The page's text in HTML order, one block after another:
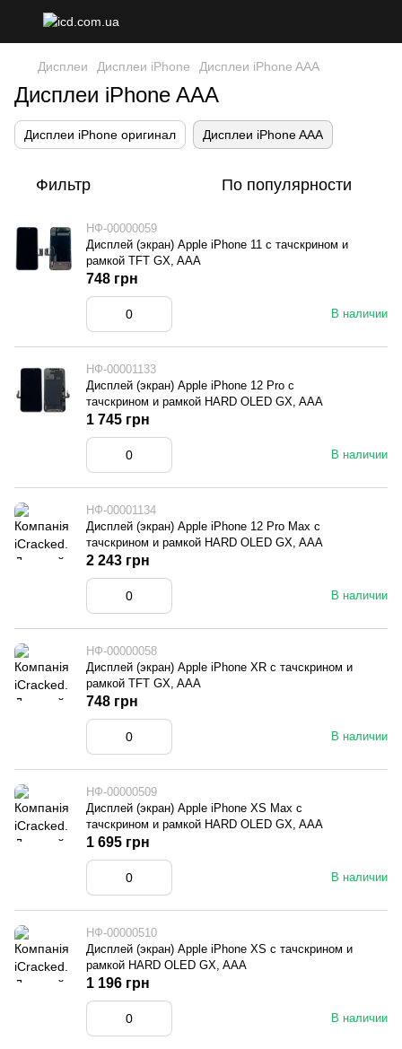
Дисплеи Дисплеи iPhone Дисплеи iPhone AAA
Дисплеи iPhone AAA
Дисплеи iPhone оригинал Дисплеи iPhone AAA
Фильтр По популярности
НФ-00000059
Дисплей (экран) Apple iPhone 11 с тачскрином и
рамкой TFT GX, AAA
В наличии
748 грн
НФ-00001133
Дисплей (экран) Apple iPhone 12 Pro с
тачскрином и рамкой HARD OLED GX, AAA
В наличии
1 745 грн
НФ-00001134
Дисплей (экран) Apple iPhone 12 Pro Max с
тачскрином и рамкой HARD OLED GX, AAA
В наличии
2 243 грн
НФ-00000058
Дисплей (экран) Apple iPhone XR с тачскрином и
рамкой TFT GX, AAA
В наличии
748 грн
НФ-00000509
Дисплей (экран) Apple iPhone XS Max с
тачскрином и рамкой HARD OLED GX, AAA
В наличии
1 695 грн
НФ-00000510
Дисплей (экран) Apple iPhone XS с тачскрином и
рамкой HARD OLED GX, AAA
В наличии
1 196 грн